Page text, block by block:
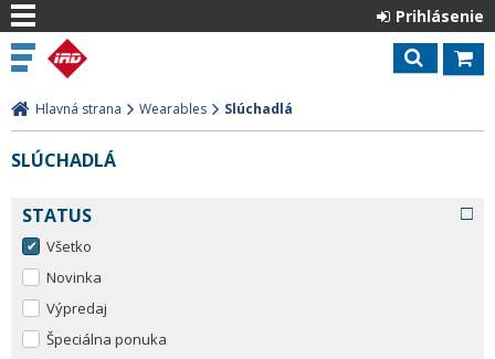
Prihlásenie
Hlavná strana Wearables Slúchadlá
SLÚCHADLÁ
STATUS
Všetko
Novinka
Výpredaj
Špeciálna ponuka